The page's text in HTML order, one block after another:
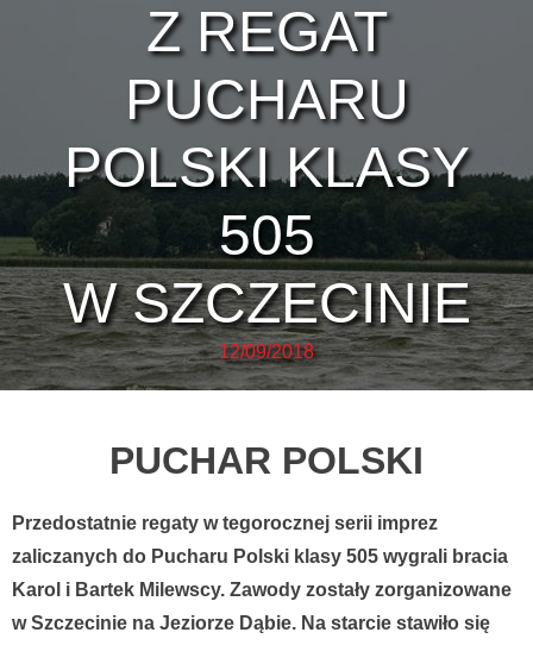
Z REGAT
PUCHARU
POLSKI KLASY
505
W SZCZECINIE
12/09/2018
PUCHAR POLSKI
Przedostatnie regaty w tegorocznej serii imprez
zaliczanych do Pucharu Polski klasy 505 wygrali bracia
Karol i Bartek Milewscy. Zawody zostały zorganizowane
w Szczecinie na Jeziorze Dąbie. Na starcie stawiło się